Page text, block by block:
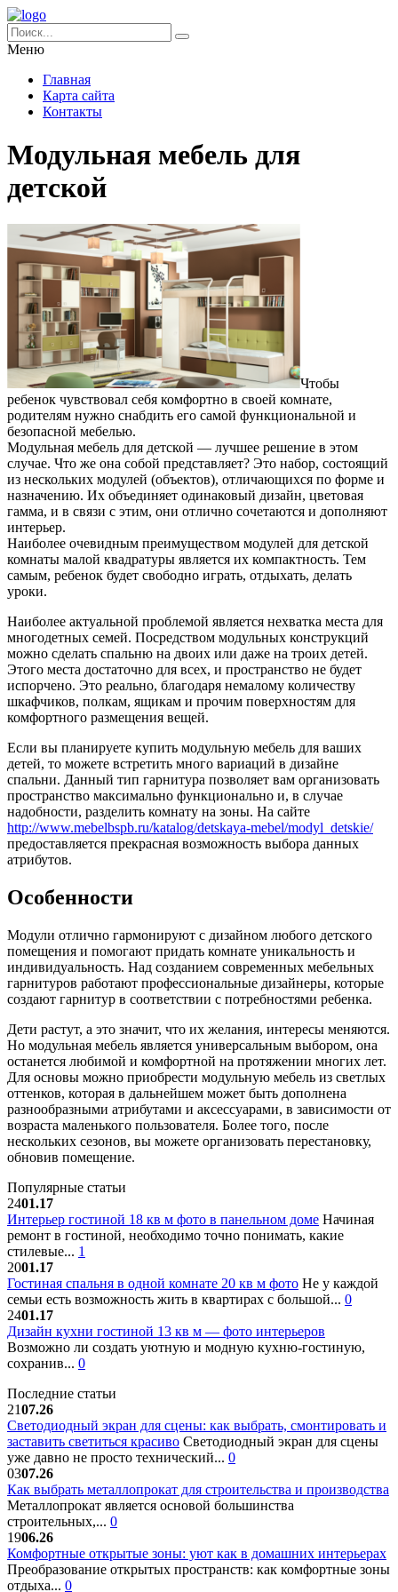
Меню
Главная
Карта сайта
Контакты
Модульная мебель для
детской
Чтобы
ребенок чувствовал себя комфортно в своей комнате,
родителям нужно снабдить его самой функциональной и
безопасной мебелью.
Модульная мебель для детской — лучшее решение в этом
случае. Что же она собой представляет? Это набор, состоящий
из нескольких модулей (объектов), отличающихся по форме и
назначению. Их объединяет одинаковый дизайн, цветовая
гамма, и в связи с этим, они отлично сочетаются и дополняют
интерьер.
Наиболее очевидным преимуществом модулей для детской
комнаты малой квадратуры является их компактность. Тем
самым, ребенок будет свободно играть, отдыхать, делать
уроки.
Наиболее актуальной проблемой является нехватка места для
многодетных семей. Посредством модульных конструкций
можно сделать спальню на двоих или даже на троих детей.
Этого места достаточно для всех, и пространство не будет
испорчено. Это реально, благодаря немалому количеству
шкафчиков, полкам, ящикам и прочим поверхностям для
комфортного размещения вещей.
Если вы планируете купить модульную мебель для ваших
детей, то можете встретить много вариаций в дизайне
спальни. Данный тип гарнитура позволяет вам организовать
пространство максимально функционально и, в случае
надобности, разделить комнату на зоны. На сайте
http://www.mebelbspb.ru/katalog/detskaya-mebel/modyl_detskie/
предоставляется прекрасная возможность выбора данных
атрибутов.
Особенности
Модули отлично гармонируют с дизайном любого детского
помещения и помогают придать комнате уникальность и
индивидуальность. Над созданием современных мебельных
гарнитуров работают профессиональные дизайнеры, которые
создают гарнитур в соответствии с потребностями ребенка.
Дети растут, а это значит, что их желания, интересы меняются.
Но модульная мебель является универсальным выбором, она
останется любимой и комфортной на протяжении многих лет.
Для основы можно приобрести модульную мебель из светлых
оттенков, которая в дальнейшем может быть дополнена
разнообразными атрибутами и аксессуарами, в зависимости от
возраста маленького пользователя. Более того, после
нескольких сезонов, вы можете организовать перестановку,
обновив помещение.
Популярные статьи
2401.17
Интерьер гостиной 18 кв м фото в панельном доме Начиная
ремонт в гостиной, необходимо точно понимать, какие
стилевые... 1
2001.17
Гостиная спальня в одной комнате 20 кв м фото Не у каждой
семьи есть возможность жить в квартирах с большой... 0
2401.17
Дизайн кухни гостиной 13 кв м — фото интерьеров
Возможно ли создать уютную и модную кухню-гостиную,
сохранив... 0
Последние статьи
2107.26
Светодиодный экран для сцены: как выбрать, смонтировать и
заставить светиться красиво Светодиодный экран для сцены
уже давно не просто технический... 0
0307.26
Как выбрать металлопрокат для строительства и производства
Металлопрокат является основой большинства
строительных,... 0
1906.26
Комфортные открытые зоны: уют как в домашних интерьерах
Преобразование открытых пространств: как комфортные зоны
отдыха... 0